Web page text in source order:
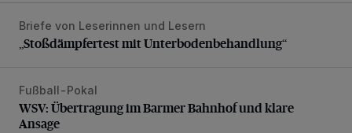
„Stoßdämpfertest mit Unterbodenbehandlung“
Briefe von Leserinnen und Lesern
„Stoßdämpfertest mit Unterbodenbehandlung“
WSV: Übertragung im Barmer Bahnhof und klare Ansage
Fußball-Pokal
WSV: Übertragung im Barmer Bahnhof und klare
Ansage